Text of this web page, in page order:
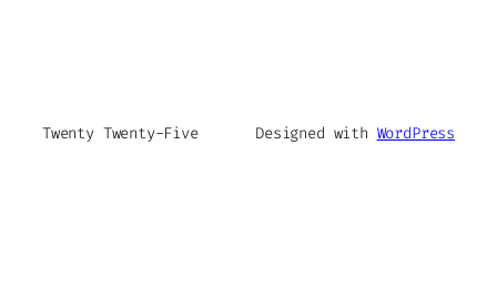
Twenty Twenty-Five Designed with WordPress